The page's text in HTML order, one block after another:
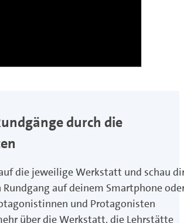
durch die
die jeweilige Werkstatt und schau
auf deinem Smartphone
und Protagonisten
über die Werkstatt, die Lehrstätte